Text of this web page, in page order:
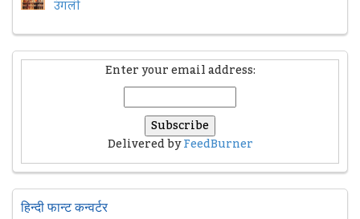
उंगली
Enter your email address:
Delivered byFeedBurner
हिन्दी फान्ट कन्वर्टर